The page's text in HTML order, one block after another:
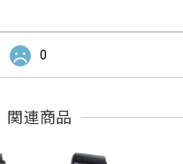
0
関連商品